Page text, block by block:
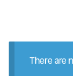
There are